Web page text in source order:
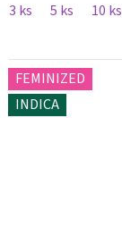
3 ks
5 ks 10 ks
FEMINIZED
INDICA